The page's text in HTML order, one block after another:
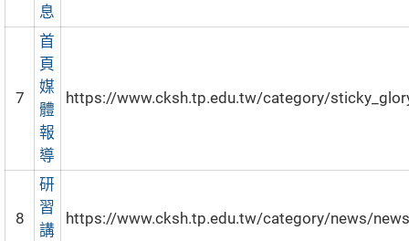
息
7
首
頁
媒
體
報
導
https://www.cksh.tp.edu.tw/category/
8
研
習
講
https://www.cksh.tp.edu.tw/category/news/